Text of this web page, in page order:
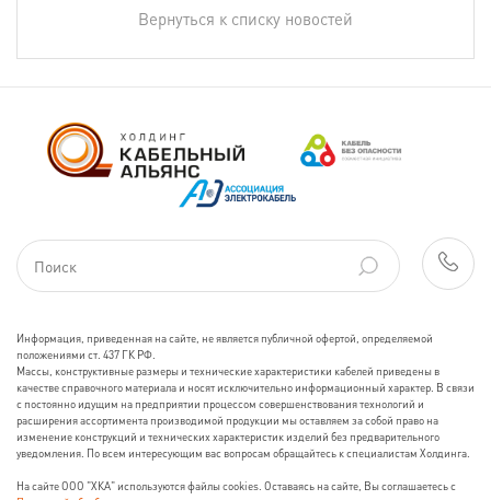
Вернуться к списку новостей
Информация, приведенная на сайте, не является публичной офертой, определяемой
положениями ст. 437 ГК РФ.
Массы, конструктивные размеры и технические характеристики кабелей приведены в
качестве справочного материала и носят исключительно информационный характер. В связи
с постоянно идущим на предприятии процессом совершенствования технологий и
расширения ассортимента производимой продукции мы оставляем за собой право на
изменение конструкций и технических характеристик изделий без предварительного
уведомления. По всем интересующим вас вопросам обращайтесь к специалистам Холдинга.
На сайте ООО "ХКА" используются файлы cookies. Оставаясь на сайте, Вы соглашаетесь с